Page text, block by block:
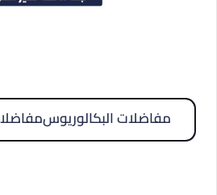
مفاضلات البكالوريوس